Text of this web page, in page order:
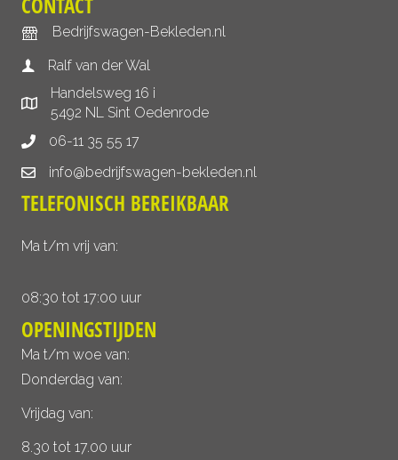
Bedrijfswagen-Bekleden.nl
Ralf van der Wal
Handelsweg 16 i
5492 NL Sint Oedenrode
06-11 35 55 17
info@bedrijfswagen-bekleden.nl
TELEFONISCH BEREIKBAAR
Ma t/m vrij van:
08:30 tot 17:00 uur
OPENINGSTIJDEN
Ma t/m woe van:
Donderdag van:
Vrijdag van:
8.30 tot 17.00 uur